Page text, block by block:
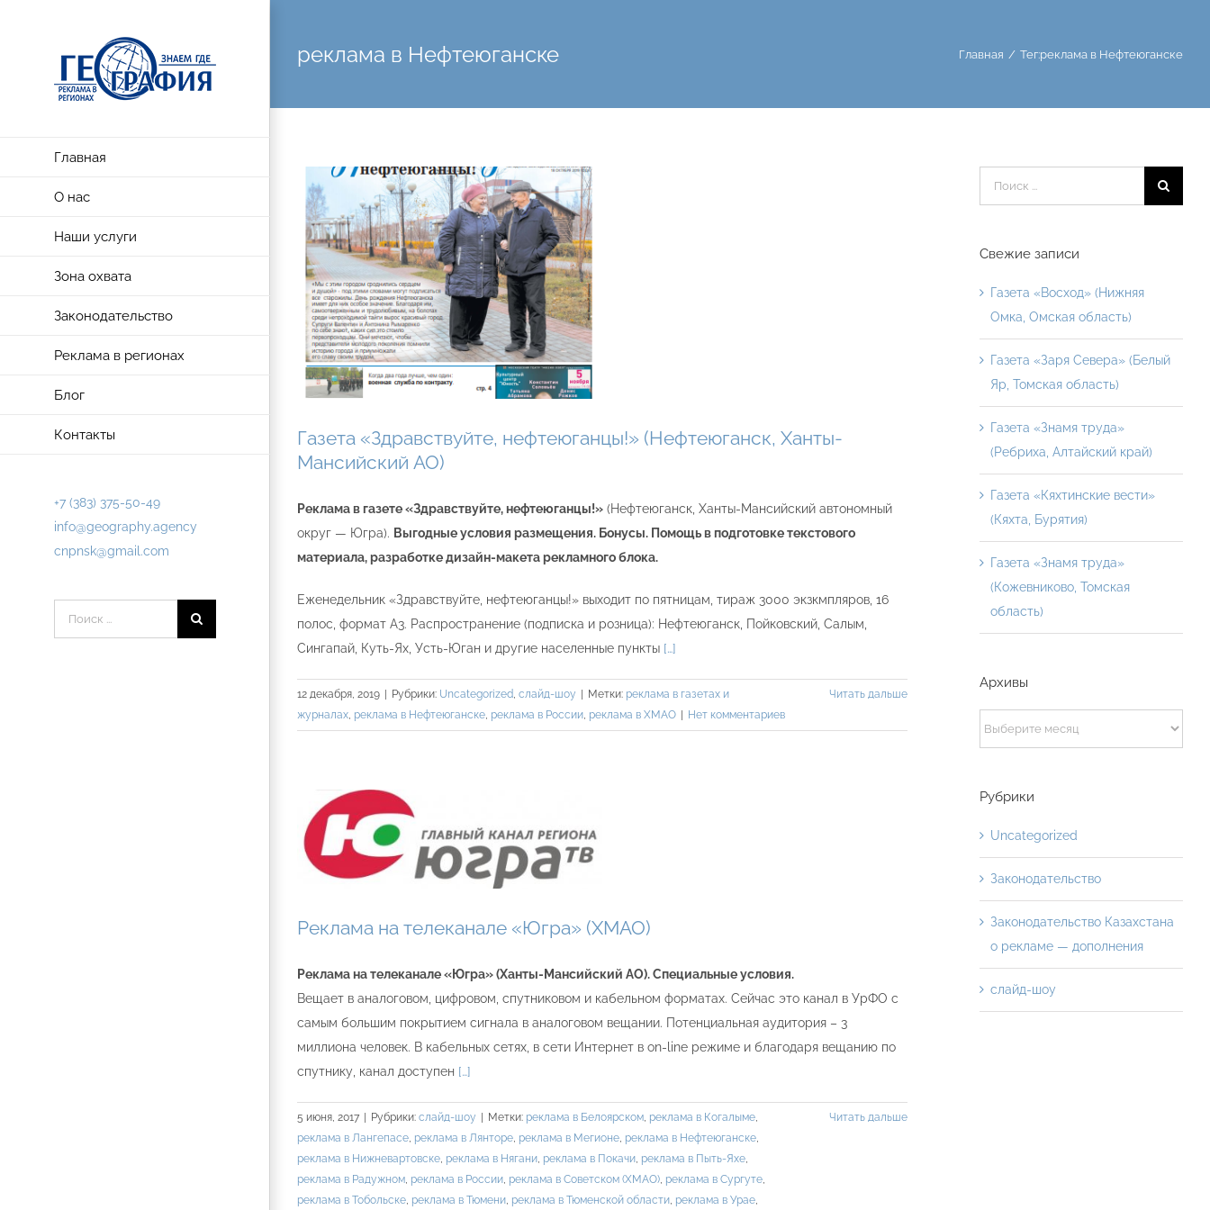
Главная
О нас
Наши услуги
Зона охвата
Законодательство
Реклама в регионах
Блог
Контакты
+7 (383) 375-50-49
info@geography.agency
cnpnsk@gmail.com
поиска:
реклама в Нефтеюганске Главная Тег:реклама в Нефтеюганске
Газета «Здравствуйте, нефтеюганцы!» (Нефтеюганск, Ханты-
Мансийский АО)
Реклама в газете «Здравствуйте, нефтеюганцы!» (Нефтеюганск, Ханты-Мансийский автономный
округ — Югра). Выгодные условия размещения. Бонусы. Помощь в подготовке текстового
материала, разработке дизайн-макета рекламного блока.
Еженедельник «Здравствуйте, нефтеюганцы!» выходит по пятницам, тираж 3000 экзкмпляров, 16
полос, формат А3. Распространение (подписка и розница): Нефтеюганск, Пойковский, Салым,
Сингапай, Куть-Ях, Усть-Юган и другие населенные пункты […]
12 декабря, 2019 Рубрики: Uncategorized, слайд-шоу Метки: реклама в газетах и
журналах, реклама в Нефтеюганске, реклама в России, реклама в ХМАО Нет комментариев
Читать дальше
Реклама на телеканале «Югра» (ХМАО)
Реклама на телеканале «Югра» (Ханты-Мансийский АО). Специальные условия.
Вещает в аналоговом, цифровом, спутниковом и кабельном форматах. Сейчас это канал в УрФО с
самым большим покрытием сигнала в аналоговом вещании. Потенциальная аудитория – 3
миллиона человек. В кабельных сетях, в сети Интернет в on-line режиме и благодаря вещанию по
спутнику, канал доступен […]
5 июня, 2017 Рубрики: слайд-шоу Метки: реклама в Белоярском, реклама в Когалыме,
реклама в Лангепасе, реклама в Лянторе, реклама в Мегионе, реклама в Нефтеюганске,
реклама в Нижневартовске, реклама в Нягани, реклама в Покачи, реклама в Пыть-Яхе,
реклама в Радужном, реклама в России, реклама в Советском (ХМАО), реклама в Сургуте,
реклама в Тобольске, реклама в Тюмени, реклама в Тюменской области, реклама в Урае,
Читать дальше
поиска:
Свежие записи
Газета «Восход» (Нижняя
Омка, Омская область)
Газета «Заря Севера» (Белый
Яр, Томская область)
Газета «Знамя труда»
(Ребриха, Алтайский край)
Газета «Кяхтинские вести»
(Кяхта, Бурятия)
Газета «Знамя труда»
(Кожевниково, Томская
область)
Архивы
Рубрики
Uncategorized
Законодательство
Законодательство Казахстана
о рекламе — дополнения
слайд-шоу